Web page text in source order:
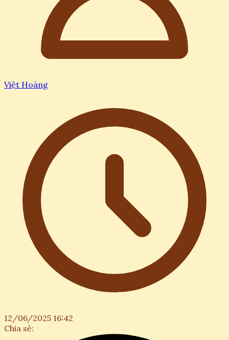
Việt Hoàng
12/06/2025 16:42
Chia sẻ: